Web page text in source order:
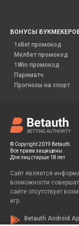
© Copyright 2019 Betauth.
Все права защищены.
Для лиц старше 18 лет
Сайт является
возможности
сайте отсутствует
игр.
Betauth Android
БОНУСЫ
1xBet промокод
Мелбет промокод
1Win промокод
Париматч
Прогнозы на спорт